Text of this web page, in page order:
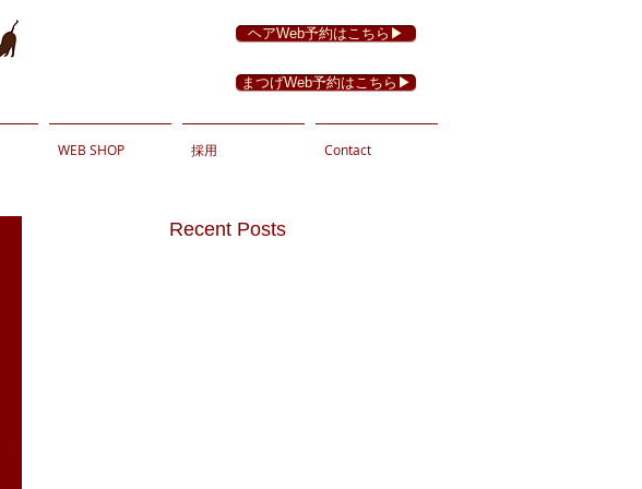
ヘアWeb予約はこちら▶︎
まつげWeb予約はこちら▶︎
WEB SHOP 採用 Contact
Recent Posts